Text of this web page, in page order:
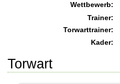
Wettbewerb:
Trainer:
Torwarttrainer:
Kader:
Torwart